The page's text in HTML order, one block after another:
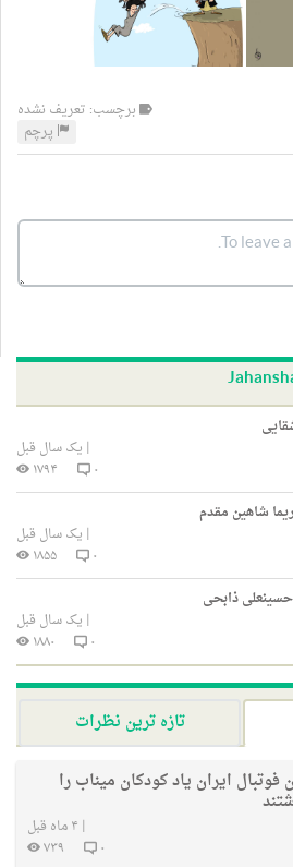
برچسب: تعریف نشده
پرچم
| یک سال قبل
۰
۱۷۹۴
شاهین مقدم
| یک سال قبل
۰
۱۸۵۵
ذابحی
| یک سال قبل
۰
۱۸۸۰
تازه ترین نظرات
ایران یاد کودکان میناب را
| ۴ ماه قبل
۰
۷۳۹